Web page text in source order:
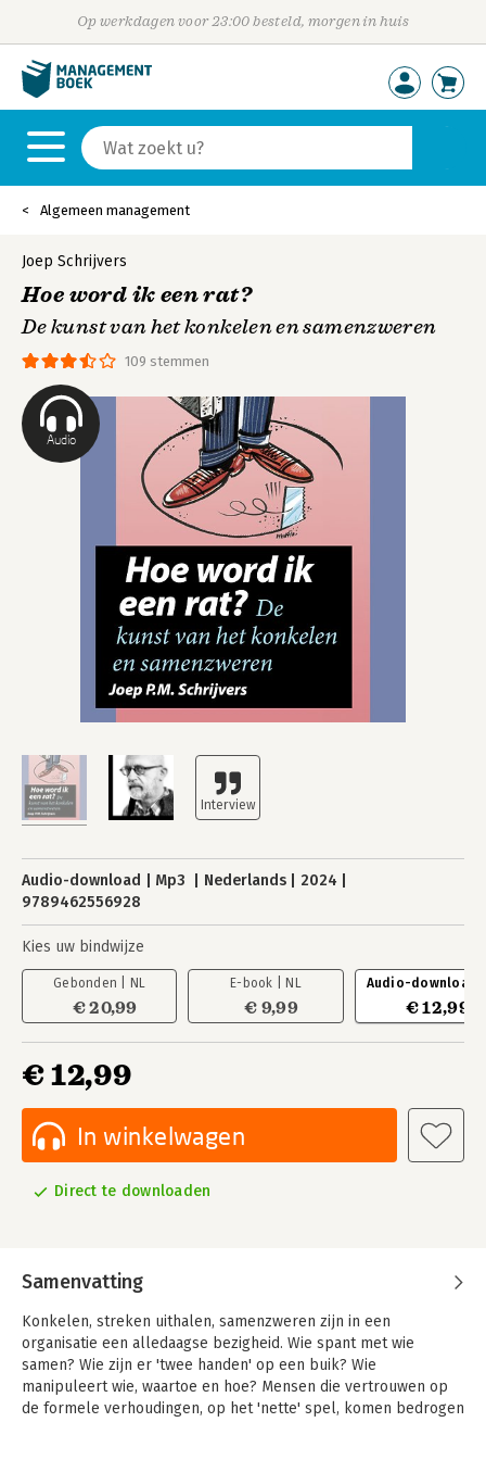
Op werkdagen voor 23:00 besteld, morgen in huis
Algemeen management
Audio
109 stemmen
Joep Schrijvers
Hoe word ik een rat?
De kunst van het konkelen en samenzweren
Audio-download Mp3 Nederlands
2024
9789462556928
Kies uw bindwijze
Gebonden | NL
€ 20,99
E-book | NL
€ 9,99
Audio-download |
€ 12,99
€ 12,99
In winkelwagen
Direct te downloaden
Samenvatting
Konkelen, streken uithalen, samenzweren zijn in een
organisatie een alledaagse bezigheid. Wie spant met wie
samen? Wie zijn er 'twee handen' op een buik? Wie
manipuleert wie, waartoe en hoe? Mensen die vertrouwen op
de formele verhoudingen, op het 'nette' spel, komen bedrogen